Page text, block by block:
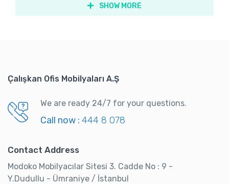
SHOW MORE
Çalışkan Ofis Mobilyaları A.Ş
We are ready 24/7 for your questions.
Call now : 444 8 078
Contact Address
Modoko Mobilyacılar Sitesi 3. Cadde No : 9 -
Y.Dudullu - Ümraniye / İstanbul